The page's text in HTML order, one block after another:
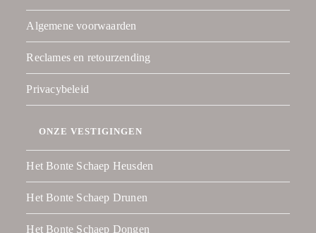
Algemene voorwaarden
Reclames en retourzending
Privacybeleid
ONZE VESTIGINGEN
Het Bonte Schaep Heusden
Het Bonte Schaep Drunen
Het Bonte Schaep Dongen